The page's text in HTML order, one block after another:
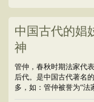
中国古代的娼
神
管仲，春秋时期法家代
后代。是中国古代著名
多，如：管仲被誉为“